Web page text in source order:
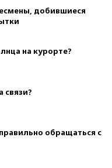
добившиеся
на курорте?
связи?
обращаться с